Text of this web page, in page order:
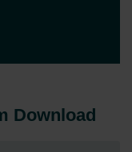
Download